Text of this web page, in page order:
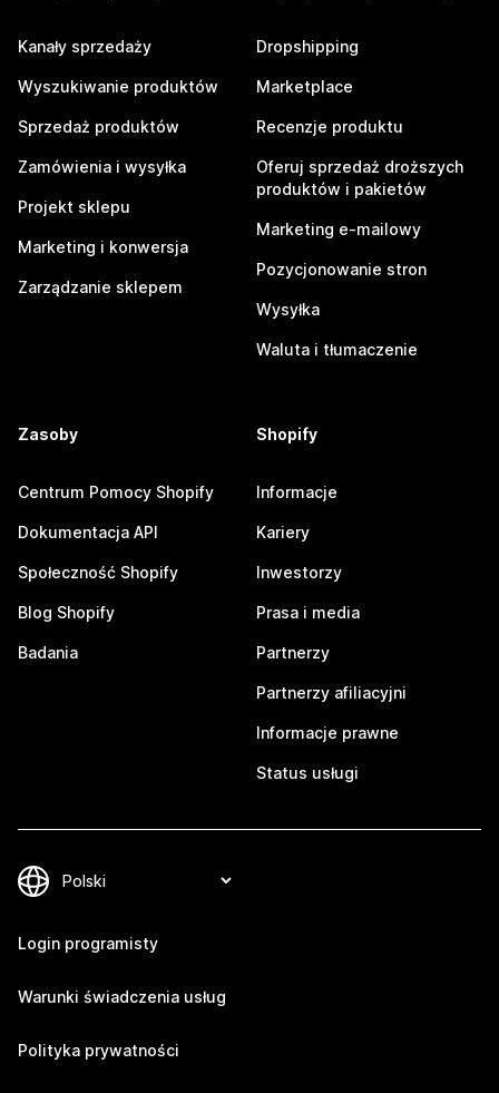
Kanały sprzedaży
Wyszukiwanie produktów
Sprzedaż produktów
Zamówienia i wysyłka
Projekt sklepu
Marketing i konwersja
Zarządzanie sklepem
Dropshipping
Marketplace
Recenzje produktu
Oferuj sprzedaż droższych
produktów i pakietów
Marketing e-mailowy
Pozycjonowanie stron
Wysyłka
Waluta i tłumaczenie
Zasoby
Centrum Pomocy Shopify
Dokumentacja API
Społeczność Shopify
Blog Shopify
Badania
Shopify
Informacje
Kariery
Inwestorzy
Prasa i media
Partnerzy
Partnerzy afiliacyjni
Informacje prawne
Status usługi
Login programisty
Warunki świadczenia usług
Polityka prywatności